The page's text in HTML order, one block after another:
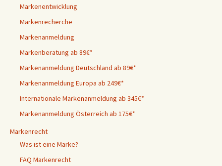
Markenentwicklung
Markenrecherche
Markenanmeldung
Markenberatung ab 89€*
Markenanmeldung Deutschland ab 89€*
Markenanmeldung Europa ab 249€*
Internationale Markenanmeldung ab 345€*
Markenanmeldung Österreich ab 175€*
Markenrecht
Was ist eine Marke?
FAQ Markenrecht